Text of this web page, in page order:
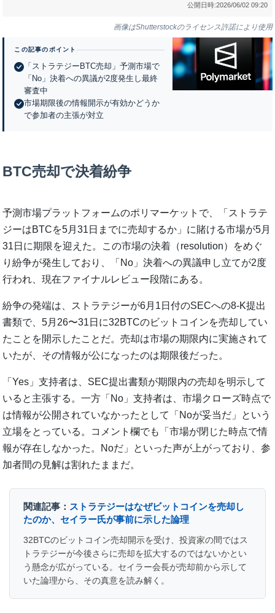
公開日時:2026/06/02 09:20
画像はShutterstockのライセンス許諾により使用
この記事のポイント
「ストラテジーBTC売却」予測市場で
「No」決着への異議が2度発生し最終
審査中
市場期限後の情報開示が有効かどうか
で参加者の主張が対立
BTC売却で決着紛争
予測市場プラットフォームのポリマーケットで、「ストラテ
ジーはBTCを5月31日までに売却するか」に賭ける市場が5月
31日に期限を迎えた。この市場の決着（resolution）をめぐ
り紛争が発生しており、「No」決着への異議申し立てが2度
行われ、現在ファイナルレビュー段階にある。
紛争の発端は、ストラテジーが6月1日付のSECへの8-K提出
書類で、5月26〜31日に32BTCのビットコインを売却してい
たことを開示したことだ。売却は市場の期限内に実施されて
いたが、その情報が公になったのは期限後だった。
「Yes」支持者は、SEC提出書類が期限内の売却を明示して
いると主張する。一方「No」支持者は、市場クローズ時点で
は情報が公開されていなかったとして「Noが妥当だ」という
立場をとっている。コメント欄でも「市場が閉じた時点で情
報が存在しなかった。Noだ」といった声が上がっており、参
加者間の見解は割れたままだ。
関連記事： ストラテジーはなぜビットコインを売却し
たのか、セイラー氏が事前に示した論理
32BTCのビットコイン売却開示を受け、投資家の間ではス
トラテジーが今後さらに売却を拡大するのではないかとい
う懸念が広がっている。セイラー会長が売却前から示して
いた論理から、その真意を読み解く。